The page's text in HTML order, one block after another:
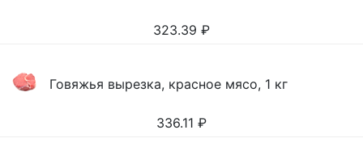
323.39 ₽
Говяжья вырезка, красное мясо, 1 кг
336.11 ₽